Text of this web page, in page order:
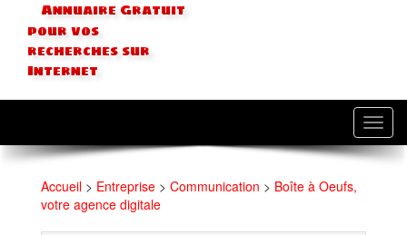
Annuaire Gratuit
pour vos
recherches sur
Internet
Accueil > Entreprise > Communication > Boîte à Oeufs,
votre agence digitale